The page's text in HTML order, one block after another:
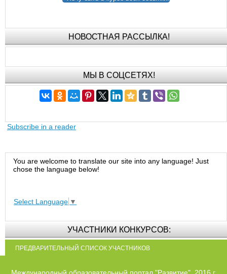
НОВОСТНАЯ РАССЫЛКА!
МЫ В СОЦСЕТЯХ!
Subscribe in a reader
You are welcome to translate our site into any language! Just
chose the language below!
Select Language ▼
УЧАСТНИКИ КОНКУРСОВ:
ПРЕДВАРИТЕЛЬНЫЙ СПИСОК УЧАСТНИКОВ